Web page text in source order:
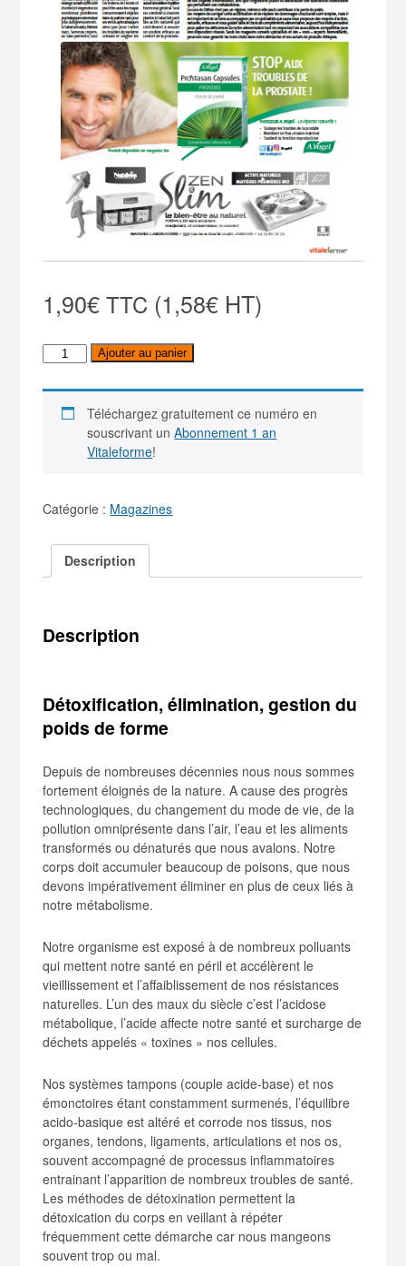
1,90€ TTC (1,58€ HT)
quantité
Vitaleforme
Ajouter au panier
Téléchargez gratuitement ce numéro en
souscrivant unAbonnement 1 an
Vitaleforme!
Catégorie : Magazines
Description
Description
Détoxification, élimination, gestion du
poids de forme
Depuis de nombreuses décennies nous nous sommes
fortement éloignés de la nature. A cause des progrès
technologiques, du changement du mode de vie, de la
pollution omniprésente dans l’air, l’eau et les aliments
transformés ou dénaturés que nous avalons. Notre
corps doit accumuler beaucoup de poisons, que nous
devons impérativement éliminer en plus de ceux liés à
notre métabolisme.
Notre organisme est exposé à de nombreux polluants
qui mettent notre santé en péril et accélèrent le
vieillissement et l’affaiblissement de nos résistances
naturelles. L’un des maux du siècle c’est l’acidose
métabolique, l’acide affecte notre santé et surcharge de
déchets appelés « toxines » nos cellules.
Nos systèmes tampons (couple acide-base) et nos
émonctoires étant constamment surmenés, l’équilibre
acido-basique est altéré et corrode nos tissus, nos
organes, tendons, ligaments, articulations et nos os,
souvent accompagné de processus inflammatoires
entrainant l’apparition de nombreux troubles de santé.
Les méthodes de détoxination permettent la
détoxication du corps en veillant à répéter
fréquemment cette démarche car nous mangeons
souvent trop ou mal.